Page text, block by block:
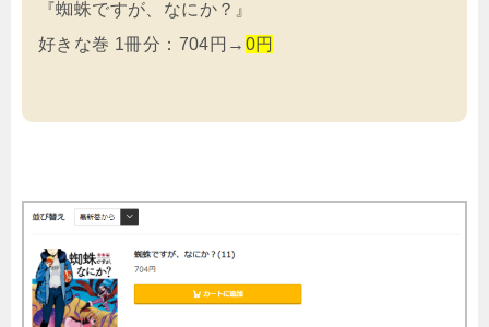
『蜘蛛ですが、なにか？』
好きな巻 1冊分：704円→ 0円